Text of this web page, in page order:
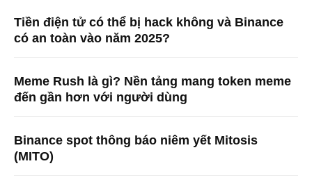
Tiền điện tử có thể bị hack không và Binance
có an toàn vào năm 2025?
Meme Rush là gì? Nền tảng mang token meme
đến gần hơn với người dùng
Binance spot thông báo niêm yết Mitosis
(MITO)